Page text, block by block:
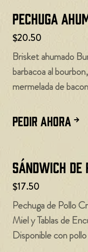
Pechuga
$20.50
Brisket ahumado
barbacoa al
mermelada de
PEDIR AHORA
Sándwich
$17.50
Pechuga de Pollo
Miel y Tablas de
Disponible con pollo